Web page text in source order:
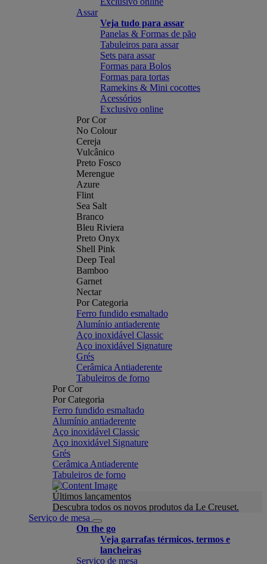
Assar
Veja tudo para assar
Panelas & Formas de pão
Tabuleiros para assar
Sets para assar
Formas para Bolos
Formas para tortas
Ramekins & Mini cocottes
Acessórios
Exclusivo online
Por Cor
No Colour
Cereja
Vulcânico
Preto Fosco
Merengue
Azure
Flint
Sea Salt
Branco
Bleu Riviera
Preto Onyx
Shell Pink
Deep Teal
Bamboo
Garnet
Nectar
Por Categoria
Ferro fundido esmaltado
Alumínio antiaderente
Aço inoxidável Classic
Aço inoxidável Signature
Grés
Cerâmica Antiaderente
Tabuleiros de forno
Por Cor
Por Categoria
Ferro fundido esmaltado
Alumínio antiaderente
Aço inoxidável Classic
Aço inoxidável Signature
Grés
Cerâmica Antiaderente
Tabuleiros de forno
Últimos lançamentos
Descubra todos os novos produtos da Le Creuset.
Serviço de mesa
On the go
Veja garrafas térmicos, termos e
lancheiras
Serviço de mesa